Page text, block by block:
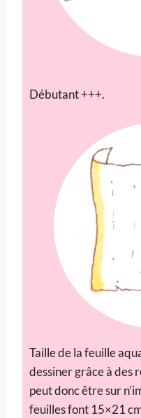
Débutant +++.
Taille de la feuille
dessiner grâce à des
peut donc être sur
feuilles font 15×21